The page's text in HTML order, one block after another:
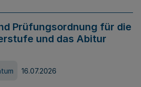
Prüfungsordnung für die
und das Abitur
16.07.2026